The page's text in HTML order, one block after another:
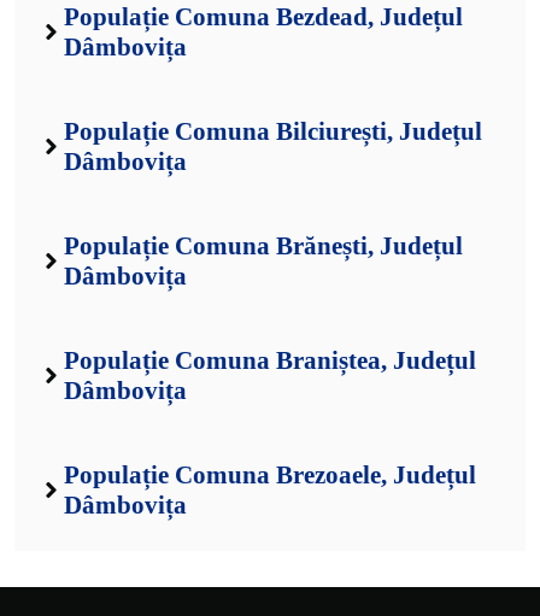
Populație Comuna Bezdead, Județul
Dâmbovița
Populație Comuna Bilciurești, Județul
Dâmbovița
Populație Comuna Brănești, Județul
Dâmbovița
Populație Comuna Braniștea, Județul
Dâmbovița
Populație Comuna Brezoaele, Județul
Dâmbovița